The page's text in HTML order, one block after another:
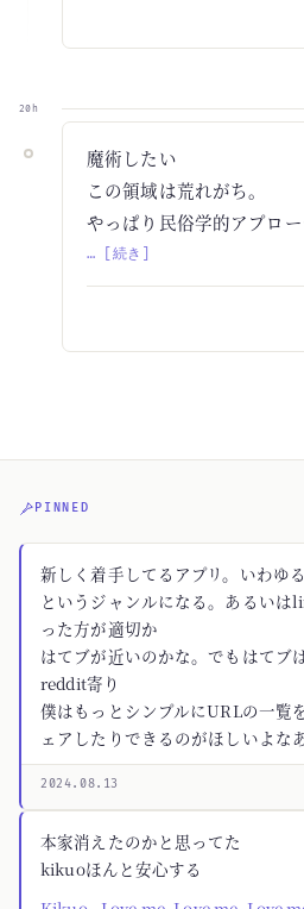
20h
魔術したい
この領域は荒れがち。
やっぱり民俗学的アプロ
… [続き]
PINNED
新しく着手してるアプリ。いわ
というジャンルになる。あるい
った方が適切か
はてブが近いのかな。でもはてブ
reddit寄り
僕はもっとシンプルにURLの一覧
ェアしたりできるのがほしいよな
2024.08.13
本家消えたのかと思ってた
kikuoほんと安心する